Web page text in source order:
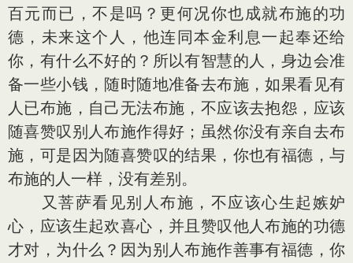
百元而已，不是吗？更何况你也成就布施的功
德，未来这个人，他连同本金利息一起奉还给
你，有什么不好的？所以有智慧的人，身边会准
备一些小钱，随时随地准备去布施，如果看见有
人已布施，自己无法布施，不应该去抱怨，应该
随喜赞叹别人布施作得好；虽然你没有亲自去布
施，可是因为随喜赞叹的结果，你也有福德，与
布施的人一样，没有差别。
又菩萨看见别人布施，不应该心生起嫉妒
心，应该生起欢喜心，并且赞叹他人布施的功德
才对，为什么？因为别人布施作善事有福德，你